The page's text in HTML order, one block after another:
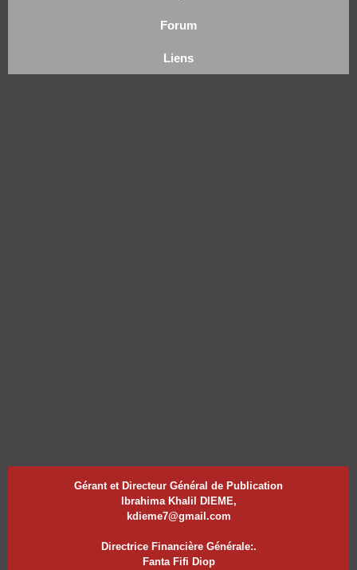
Forum
Liens
Gérant et Directeur Général de Publication
Ibrahima Khalil DIEME,
kdieme7@gmail.com
Directrice Financière Générale:.
Fanta Fifi Diop